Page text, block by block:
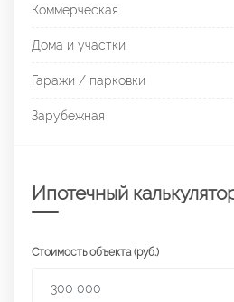
Коммерческая
Дома и участки
Гаражи / парковки
Зарубежная
Ипотечный
Стоимость объекта (руб.)